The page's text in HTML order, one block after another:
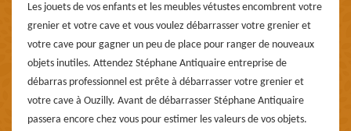
Les jouets de vos enfants et les meubles vétustes encombrent votre
grenier et votre cave et vous voulez débarrasser votre grenier et
votre cave pour gagner un peu de place pour ranger de nouveaux
objets inutiles. Attendez Stéphane Antiquaire entreprise de
débarras professionnel est prête à débarrasser votre grenier et
votre cave à Ouzilly. Avant de débarrasser Stéphane Antiquaire
passera encore chez vous pour estimer les valeurs de vos objets.